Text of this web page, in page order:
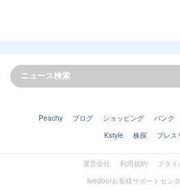
Peachy ブログ ショッピング バンク
Kstyle
株探 プレス
運営会社 利用規約
プライ
livedoorお客様サポートセン